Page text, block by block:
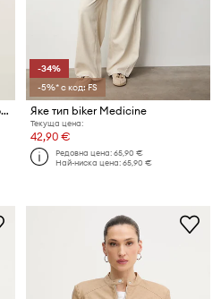
AllSaints яке бомбър дамско кожено
-34%
-5%* с код: FS
Яке тип biker Medicine
Текуща цена:
42,90 €
Редовна цена:65,90 €
Най-ниска цена:65,90 €